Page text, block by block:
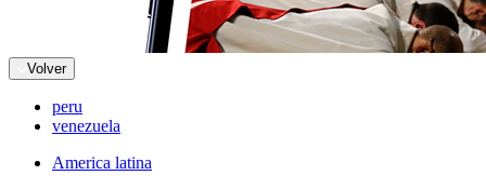
Volver
peru
venezuela
America latina